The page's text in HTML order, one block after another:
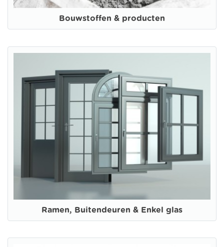
Bouwstoffen & producten
Ramen, Buitendeuren & Enkel glas